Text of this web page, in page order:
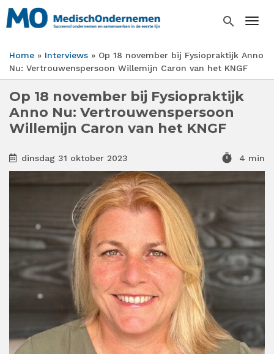
Overslaan
en
inhoud
gaan
search
Kruimelpad
Home Interviews
Op 18 november bij Fysiopraktijk Anno
Nu: Vertrouwenspersoon Willemijn Caron van het KNGF
Op 18 november bij Fysiopraktijk
Anno Nu: Vertrouwenspersoon
Willemijn Caron van het KNGF
dinsdag 31 oktober 2023 timer 4 min